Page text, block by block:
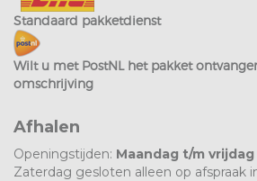
Standaard pakketdienst
Wilt u met PostNL het pakket
omschrijving
Afhalen
Openingstijden: Maandag t/m
Zaterdag gesloten alleen op afspraak